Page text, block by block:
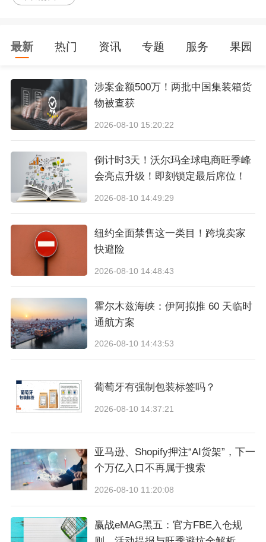
把手教你如何让广告效果最大化！
症状一、低曝光、低点击、低转化
针对这一症状要进行拆解，首先检查一下低转化
系主要是指目标人群匹配度、竞价和展示频次这
几个关键因素。如果曝光量低主要是因为人群受
限或者说竞价太低，那就需要针对性进行运营策
略和优化技巧的调整。
1、扩大人群定向标签，多元化定义消费场景
一般来说，影响亚马逊店铺销量一个非常重要的
因素就是流量，如果能够获得站内、站外更多流
量，对产品的出单和转化都有非常大的帮助。根
入才能激活下层的转化，那么如何获得更多的流
量呢？
物，主动搜索或者通过展示广告点击进入 。
获得更多流量，卖家就要从人群定向的维度、流
更多的曝光和转化。特别是针对曝光量低的问
最新 热门 资讯 专题 服务 果园
涉案金额500万！两批中国集装箱货
物被查获
2026-08-10 15:20:22
倒计时3天！沃尔玛全球电商旺季峰
会亮点升级！即刻锁定最后席位！
2026-08-10 14:49:29
纽约全面禁售这一类目！跨境卖家
快避险
2026-08-10 14:48:43
霍尔木兹海峡：伊阿拟推 60 天临时
通航方案
2026-08-10 14:43:53
葡萄牙有强制包装标签吗？
2026-08-10 14:37:21
亚马逊、Shopify押注“AI货架”，下一
个万亿入口不再属于搜索
2026-08-10 11:20:08
赢战eMAG黑五：官方FBE入仓规